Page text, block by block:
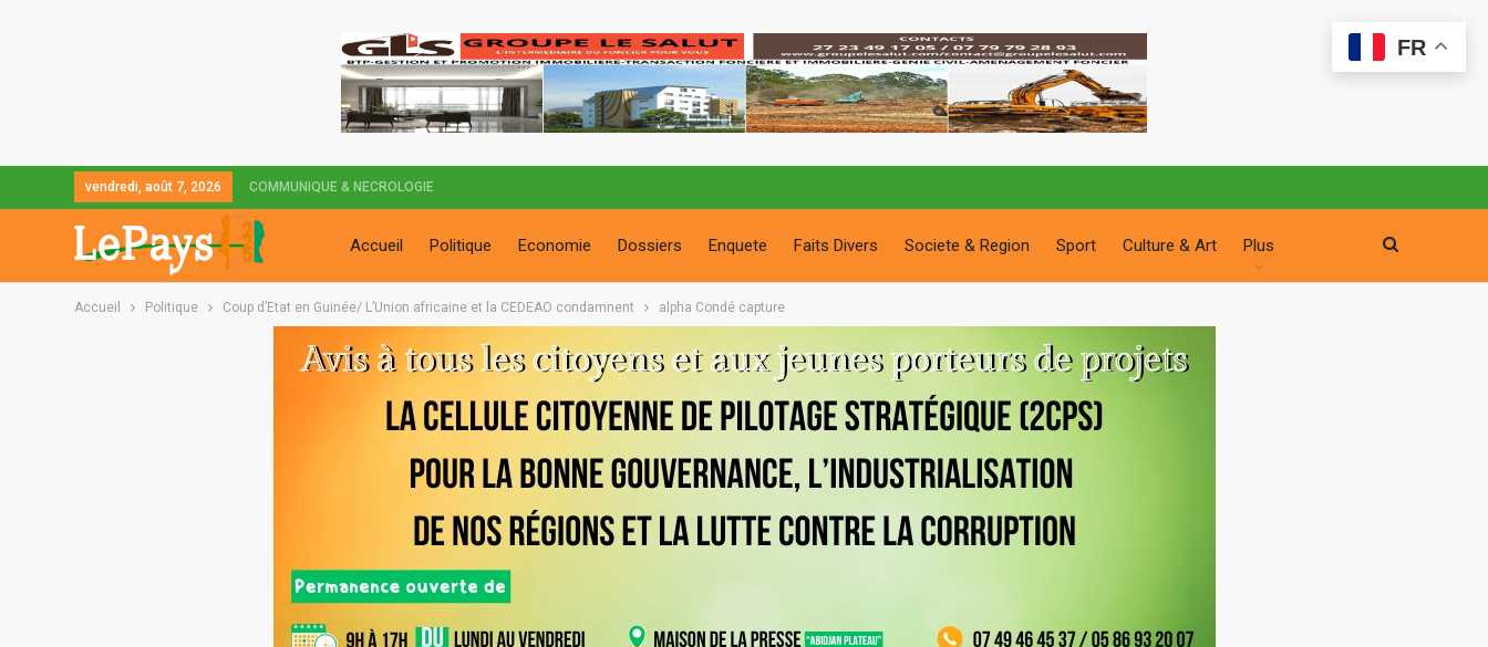
vendredi, août 7, 2026 COMMUNIQUE & NECROLOGIE
Accueil Politique Economie Dossiers Enquete Faits Divers Societe & Region Sport Culture & Art Plus
Accueil Politique Coup d’Etat en Guinée/ L’Union africaine et la CEDEAO condamnent alpha Condé capture
FR